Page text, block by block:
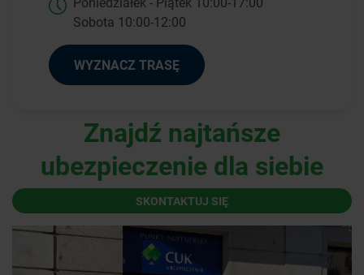
Sobota 10:00-12:00
WYZNACZ TRASĘ
Znajdź najtańsze
ubezpieczenie dla siebie
SKONTAKTUJ SIĘ